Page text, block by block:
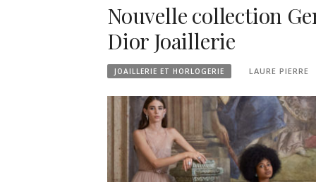
Nouvelle collection
Dior Joaillerie
JOAILLERIE ET HORLOGERIE LAURE PIERRE